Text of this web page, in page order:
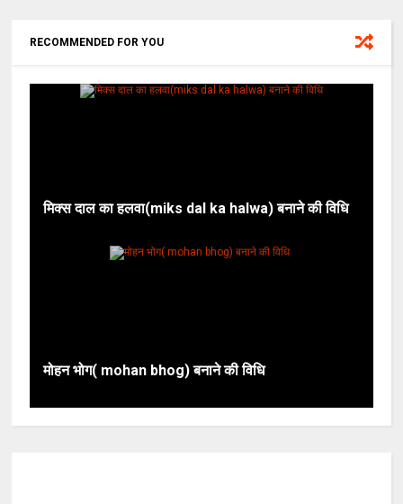
RECOMMENDED FOR YOU
मिक्स दाल का हलवा(miks dal ka halwa) बनाने की विधि
मोहन भोग( mohan bhog) बनाने की विधि